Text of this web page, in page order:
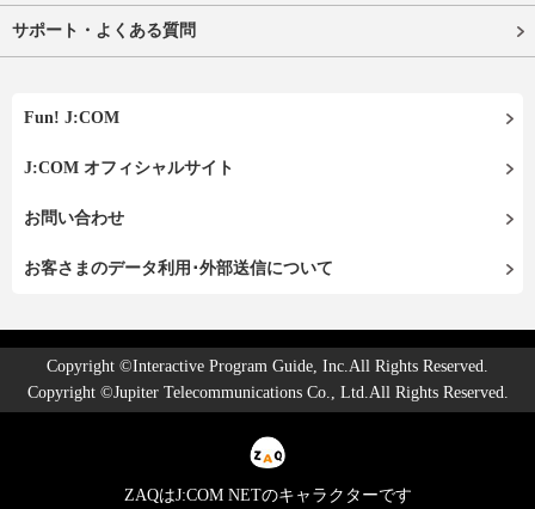
サポート・よくある質問
Fun! J:COM
J:COM オフィシャルサイト
お問い合わせ
お客さまのデータ利用･外部送信について
Copyright ©Interactive Program Guide, Inc.All Rights Reserved.
Copyright ©Jupiter Telecommunications Co., Ltd.All Rights Reserved.
ZAQはJ:COM NETのキャラクターです